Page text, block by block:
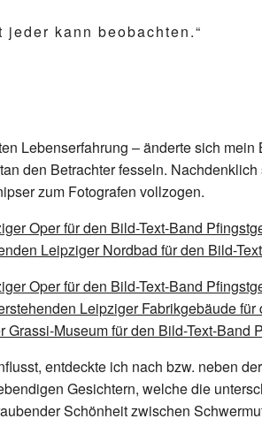
kann beobachten.“
Lebenserfahrung – änderte sich
den Betrachter fesseln.
zum Fotografen vollzogen.
entdeckte ich nach bzw. neben
Gesichtern, welche die
Schönheit zwischen